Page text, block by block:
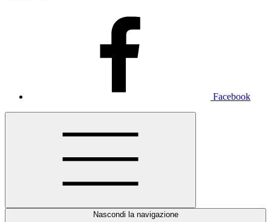
Facebook
Nascondi la navigazione